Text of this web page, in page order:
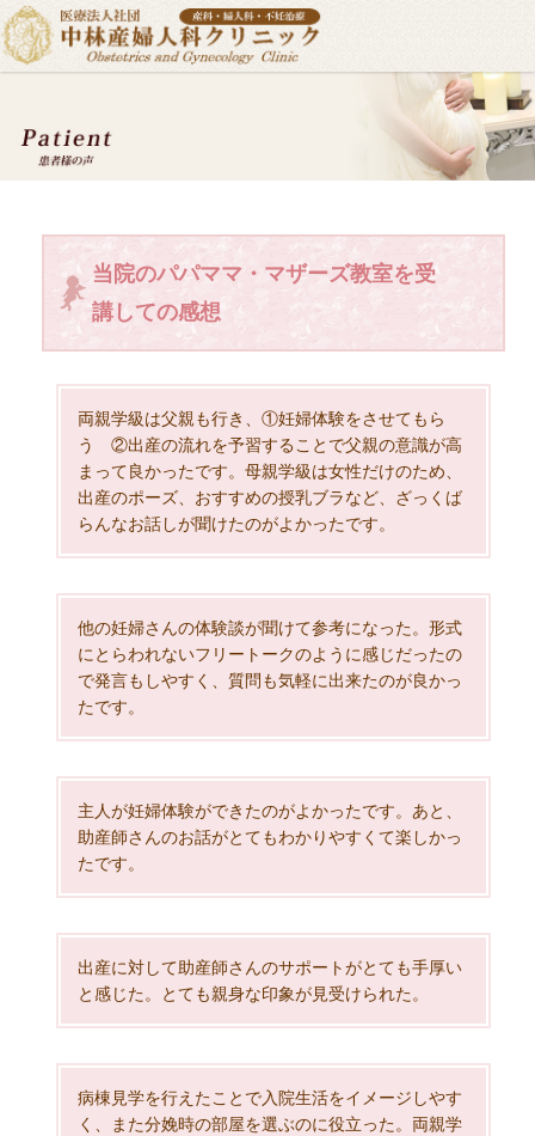
当院のパパママ・マザーズ教室を受
講しての感想
両親学級は父親も行き、①妊婦体験をさせてもら
う ②出産の流れを予習することで父親の意識が高
まって良かったです。母親学級は女性だけのため、
出産のポーズ、おすすめの授乳ブラなど、ざっくば
らんなお話しが聞けたのがよかったです。
他の妊婦さんの体験談が聞けて参考になった。形式
にとらわれないフリートークのように感じだったの
で発言もしやすく、質問も気軽に出来たのが良かっ
たです。
主人が妊婦体験ができたのがよかったです。あと、
助産師さんのお話がとてもわかりやすくて楽しかっ
たです。
出産に対して助産師さんのサポートがとても手厚い
と感じた。とても親身な印象が見受けられた。
病棟見学を行えたことで入院生活をイメージしやす
く、また分娩時の部屋を選ぶのに役立った。両親学